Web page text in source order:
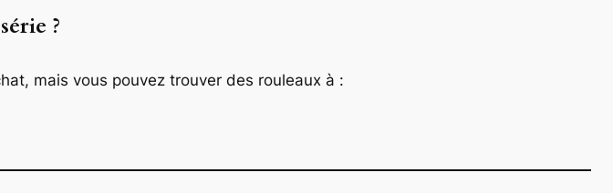
?
mais vous pouvez trouver des rouleaux à :